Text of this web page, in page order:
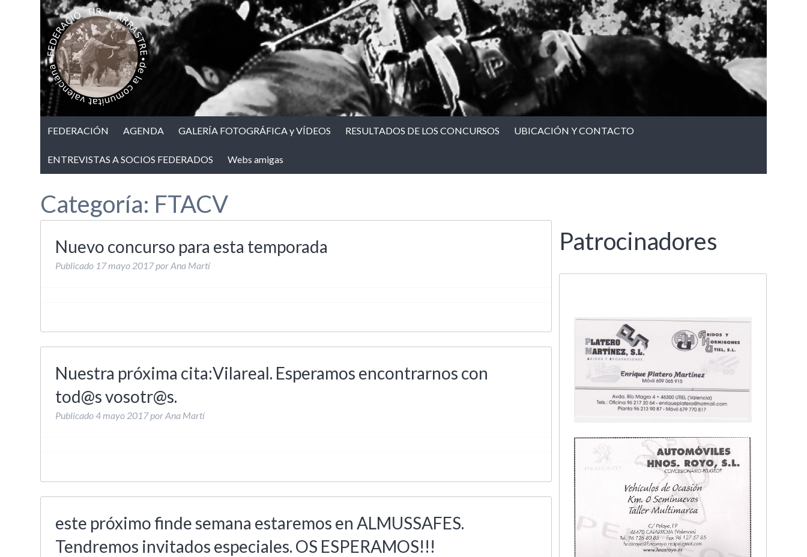
FEDERACIÓN AGENDA GALERÍA FOTOGRÁFICA y VÍDEOS RESULTADOS DE LOS CONCURSOS UBICACIÓN Y CONTACTO
ENTREVISTAS A SOCIOS FEDERADOS Webs amigas
Categoría: FTACV
Nuevo concurso para esta temporada
Publicado 17 mayo 2017porAna Martí
Nuestra próxima cita:Vilareal. Esperamos encontrarnos con
tod@s vosotr@s.
Publicado4 mayo 2017porAna Martí
este próximo finde semana estaremos en ALMUSSAFES.
Tendremos invitados especiales. OS ESPERAMOS!!!
Patrocinadores